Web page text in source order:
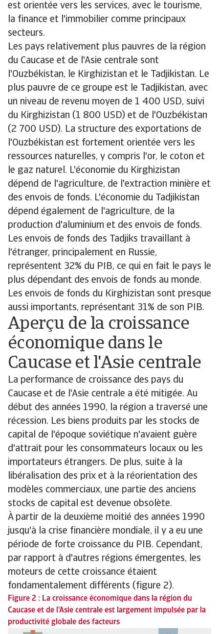
est orientée vers les services, avec le tourisme,
la finance et l'immobilier comme principaux
secteurs.
Les pays relativement plus pauvres de la région
du Caucase et de l'Asie centrale sont
l'Ouzbékistan, le Kirghizistan et le Tadjikistan. Le
plus pauvre de ce groupe est le Tadjikistan, avec
un niveau de revenu moyen de 1 400 USD, suivi
du Kirghizistan (1 800 USD) et de l'Ouzbékistan
(2 700 USD). La structure des exportations de
l'Ouzbékistan est fortement orientée vers les
ressources naturelles, y compris l'or, le coton et
le gaz naturel. L'économie du Kirghizistan
dépend de l'agriculture, de l'extraction minière et
des envois de fonds. L'économie du Tadjikistan
dépend également de l'agriculture, de la
production d'aluminium et des envois de fonds.
Les envois de fonds des Tadjiks travaillant à
l'étranger, principalement en Russie,
représentent 32% du PIB, ce qui en fait le pays le
plus dépendant des envois de fonds au monde.
Les envois de fonds du Kirghizistan sont presque
aussi importants, représentant 31% de son PIB.
Aperçu de la croissance
économique dans le
Caucase et l'Asie centrale
La performance de croissance des pays du
Caucase et de l'Asie centrale a été mitigée. Au
début des années 1990, la région a traversé une
récession. Les biens produits par les stocks de
capital de l'époque soviétique n'avaient guère
d'attrait pour les consommateurs locaux ou les
importateurs étrangers. De plus, suite à la
libéralisation des prix et à la réorientation des
modèles commerciaux, une partie des anciens
stocks de capital est devenue obsolète.
À partir de la deuxième moitié des années 1990
jusqu'à la crise financière mondiale, il y a eu une
période de forte croissance du PIB. Cependant,
par rapport à d'autres régions émergentes, les
moteurs de cette croissance étaient
fondamentalement différents (figure 2).
Figure 2 : La croissance économique dans la région du
Caucase et de l'Asie centrale est largement impulsée par la
productivité globale des facteurs